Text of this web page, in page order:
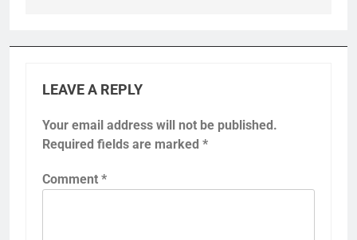
LEAVE A REPLY
Your email address will not be published.
Required fields are marked *
Comment *